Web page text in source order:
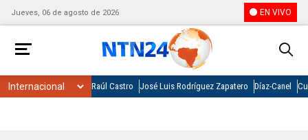
Jueves, 06 de agosto de 2026 EN VIVO
Raúl Castro José Luis Rodríguez Zapatero Díaz-Canel